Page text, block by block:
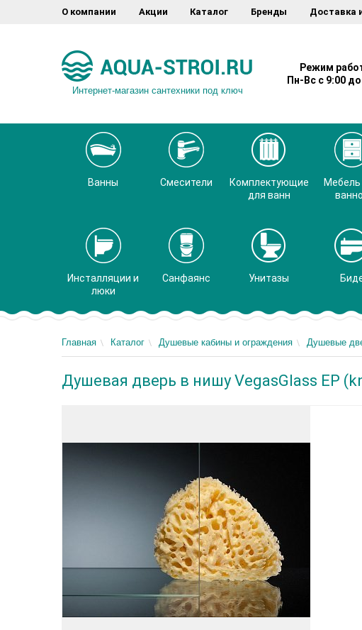
О компании Акции Каталог Бренды Доставка
Интернет-магазин сантехники под ключ
Режим
Пн-Вс с 9:00
Ванны Смесители
Комплектующие
для ванн
Мебель
Инсталляции и
люки
Санфаянс Унитазы
Главная Каталог Душевые кабины и ограждения Душевые
Душевая дверь в нишу VegasGlass EP